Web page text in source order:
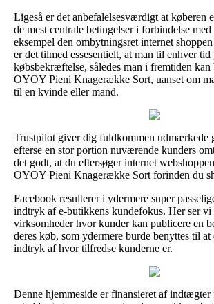
Ligeså er det anbefalelsesværdigt at køberen
de mest centrale betingelser i forbindelse
eksempel den ombytningsret internet
er det tilmed essesentielt, at man til enhver tid
købsbekræftelse, således man i fremtiden kan
OYOY Pieni Knagerække Sort, uanset om
til en kvinde eller mand.
Trustpilot giver dig fuldkommen udmærkede
efterse en stor portion nuværende kunders
det godt, at du eftersøger internet
OYOY Pieni Knagerække Sort forinden du
Facebook resulterer i ydermere super
indtryk af e-butikkens kundefokus. Her ser vi
virksomheder hvor kunder kan publicere en
deres køb, som ydermere burde benyttes til at
indtryk af hvor tilfredse kunderne er.
Denne hjemmeside er finansieret af indtægter